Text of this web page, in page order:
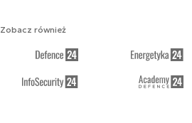
Zobacz również